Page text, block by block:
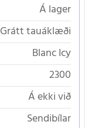
Á lager
Grátt tauáklæði
Blanc Icy
2300
Á ekki við
Sendibílar